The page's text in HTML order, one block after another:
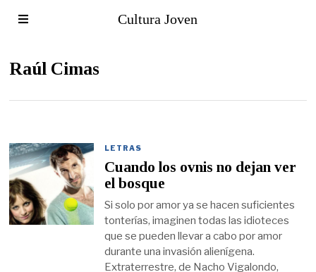
Cultura Joven
Raúl Cimas
LETRAS
Cuando los ovnis no dejan ver
el bosque
Si solo por amor ya se hacen suficientes
tonterías, imaginen todas las idioteces
que se pueden llevar a cabo por amor
durante una invasión alienígena.
Extraterrestre, de Nacho Vigalondo,